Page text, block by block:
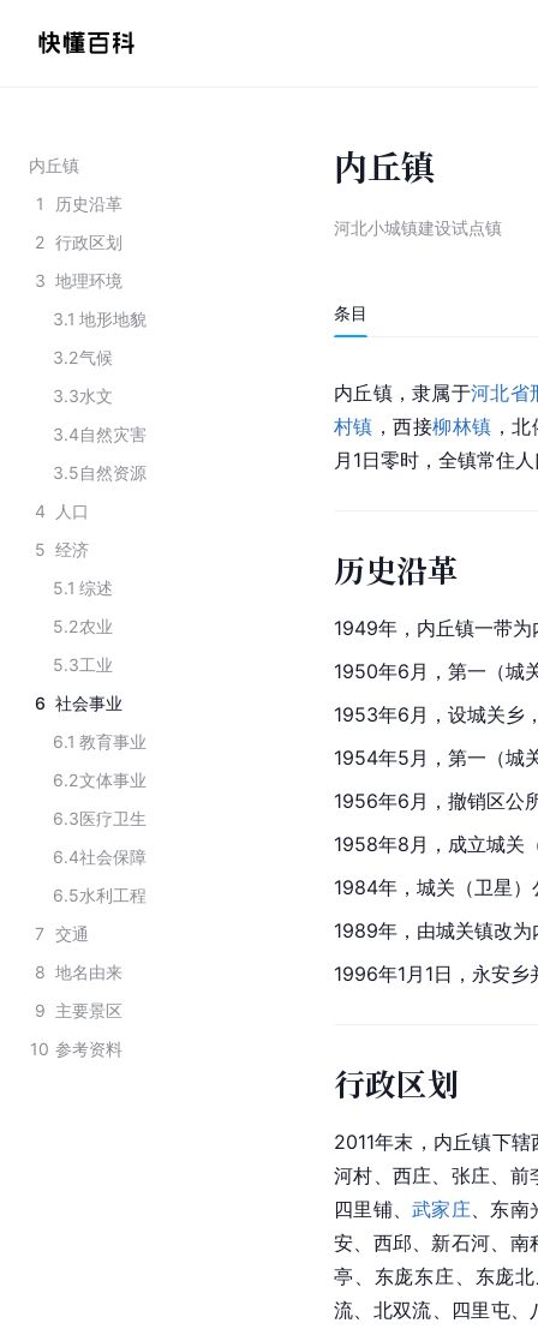
内丘镇
1
历史沿革
2 行政区划
3 地理环境
3.1 地形地貌
3.2气候
3.3水文
3.4自然灾害
3.5自然资源
4
人口
5 经济
5.1 综述
5.2农业
5.3工业
6 社会事业
6.1 教育事业
6.2文体事业
6.3医疗卫生
6.4社会保障
6.5水利工程
7 交通
8 地名由来
9 主要景区
10 参考资料
内丘镇
河北小城镇建设试点镇
条目
内丘镇，隶属于河北省
村镇 ，西接柳林镇 ，
月1日零时，全镇常住
历史沿革
1949年，内丘镇一带
1950年6月，第一（城
1953年6月，设城关乡
1954年5月，第一（城
1956年6月，撤销区公
1958年8月，成立城关
1984年，城关（卫星
1989年，由城关镇改为
1996年1月1日，永安乡
行政区划
2011年末，内丘镇下
河村、西庄、张庄、前
四里铺、武家庄 、东
安、西邱、新石河、南
亭、东庞东庄、东庞
流、北双流、四里屯